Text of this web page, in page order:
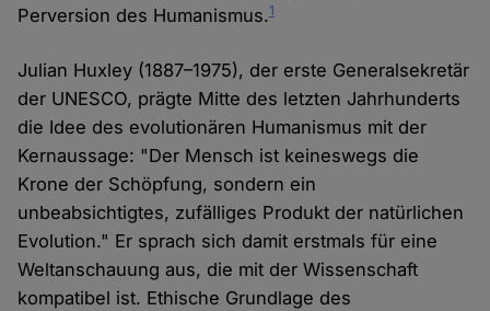
Perversion des Humanismus.1
Julian Huxley (1887–1975), der erste Generalsekretär
der UNESCO, prägte Mitte des letzten Jahrhunderts
die Idee des evolutionären Humanismus mit der
Kernaussage: "Der Mensch ist keineswegs die
Krone der Schöpfung, sondern ein
unbeabsichtigtes, zufälliges Produkt der natürlichen
Evolution." Er sprach sich damit erstmals für eine
Weltanschauung aus, die mit der Wissenschaft
kompatibel ist. Ethische Grundlage des